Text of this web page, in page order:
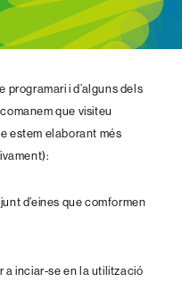
programari i d’alguns dels
que visiteu
estem elaborant més
d’eines que comformen
a inciar-se en la utilització